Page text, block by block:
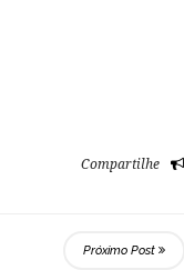
Compartilhe
Próximo Post